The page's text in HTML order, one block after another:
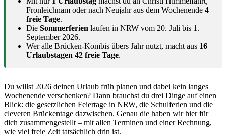
Fronleichnam oder nach Neujahr aus dem Wochenende 4
freie Tage.
Die Sommerferien laufen in NRW vom 20. Juli bis 1.
September 2026.
Wer alle Brücken-Kombis übers Jahr nutzt, macht aus 16
Urlaubstagen 42 freie Tage.
Du willst 2026 deinen Urlaub früh planen und dabei kein langes
Wochenende verschenken? Dann brauchst du drei Dinge auf einen
Blick: die gesetzlichen Feiertage in NRW, die Schulferien und die
cleveren Brückentage dazwischen. Genau die haben wir hier für
dich zusammengestellt – mit allen Terminen und einer Rechnung,
wie viel freie Zeit tatsächlich drin ist.